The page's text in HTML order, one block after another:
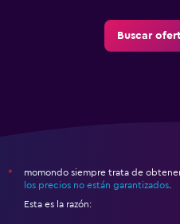
Buscar
*
momondo siempre trata de
los precios no están garantizados.
Esta es la razón: